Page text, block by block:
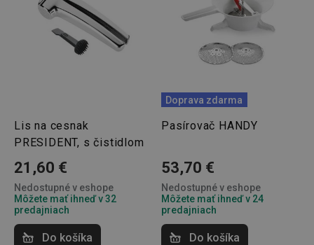
Lis na cesnak
PRESIDENT, s čistidlom
21,60 €
Nedostupné v eshope
Môžete mať ihneď v 32
predajniach
Do košíka
Doprava zdarma
Pasírovač HANDY
53,70 €
Nedostupné v eshope
Môžete mať ihneď v 24
predajniach
Do košíka
lastVisitedProducts www.tescoma.sk
shopsys_abc www.tescoma.sk